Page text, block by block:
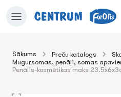
uz grozu
Sākums Preču katalogs
Mugursomas, penāļi, somas
Penālis-kosmētikas maks